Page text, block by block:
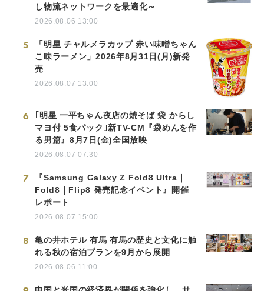
し物流ネットワークを最適化～
2026.08.06 13:00
5
「明星 チャルメラカップ 赤い味噌ちゃん
こ味ラーメン」2026年8月31日(月)新発
売
2026.08.07 13:00
6
｢明星 一平ちゃん夜店の焼そば 袋 からし
マヨ付 5食パック｣新TV-CM『袋めんを作
る男篇』8月7日(金)全国放映
2026.08.07 07:30
7
『Samsung Galaxy Z Fold8 Ultra｜
Fold8｜Flip8 発売記念イベント』開催
レポート
2026.08.07 15:00
8
亀の井ホテル 有馬 有馬の歴史と文化に触
れる秋の宿泊プランを9月から展開
2026.08.06 11:00